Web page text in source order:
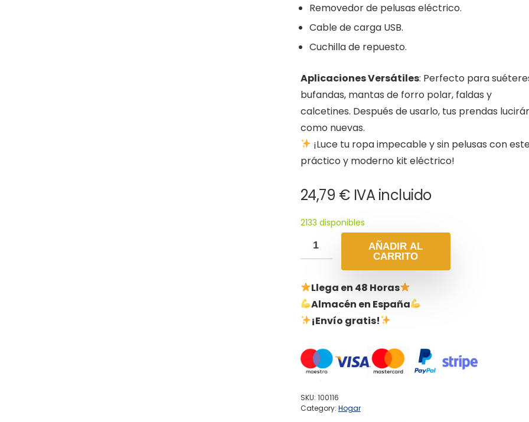
Removedor de pelusas eléctrico.
Cable de carga USB.
Cuchilla de repuesto.
Aplicaciones Versátiles: Perfecto para
bufandas, mantas de forro polar, faldas y
calcetines. Después de usarlo, tus prendas
como nuevas.
¡Luce tu ropa impecable y sin pelusas con
práctico y moderno kit eléctrico!
24,79 € IVA incluido
2133 disponibles
AÑADIR AL
CARRITO
Llega en 48 Horas
Almacén en España
¡Envío gratis!
SKU: 100116
Category: Hogar